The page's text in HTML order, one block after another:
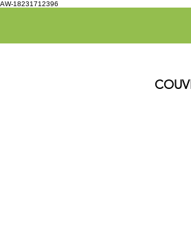
AW-18231712396